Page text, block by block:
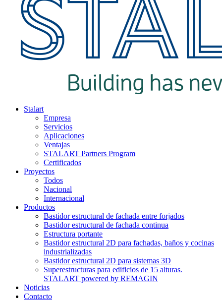
Stalart
Empresa
Servicios
Aplicaciones
Ventajas
STALART Partners Program
Certificados
Proyectos
Todos
Nacional
Internacional
Productos
Bastidor estructural de fachada entre forjados
Bastidor estructural de fachada continua
Estructura portante
Bastidor estructural 2D para fachadas, baños y cocinas
industrializadas
Bastidor estructural 2D para sistemas 3D
Superestructuras para edificios de 15 alturas.
STALART powered by REMAGIN
Noticias
Contacto